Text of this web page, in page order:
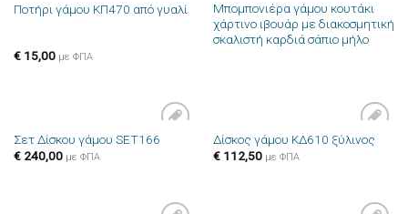
Ποτήρι γάμου ΚΠ470 από γυαλί
€15,00 με ΦΠΑ
Μπομπονιέρα γάμου κουτάκι
χάρτινο ιβουάρ με διακοσμητική
σκαλιστή καρδιά σάπιο μήλο
Πρόσθήκη
Σετ Δίσκου γάμου SET166
€240,00 με ΦΠΑ
Πρόσθήκη
Δίσκος γάμου ΚΔ610 ξύλινος
€112,50 με ΦΠΑ